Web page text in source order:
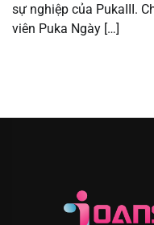
sự nghiệp của PukaIII.
viên Puka Ngày […]